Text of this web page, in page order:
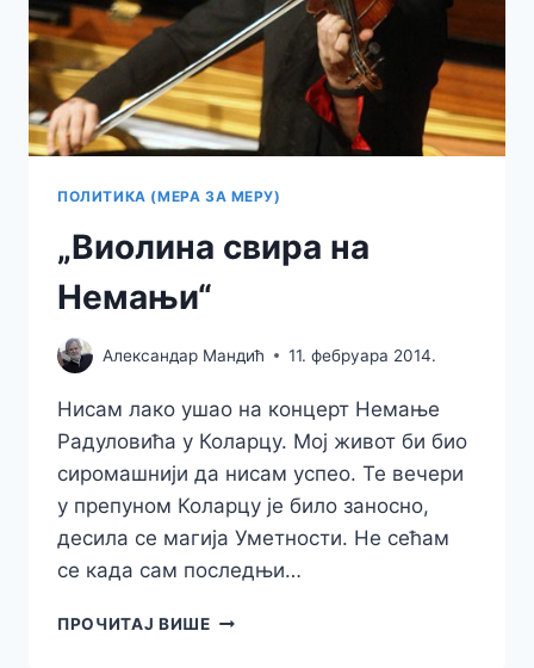
ПОЛИТИКА (МЕРА ЗА МЕРУ)
„Виолина свира на
Немањи“
Александар Мандић 11. фебруара 2014.
Нисам лако ушао на концерт Немање
Радуловића у Коларцу. Мој живот би био
сиромашнији да нисам успео. Те вечери
у препуном Коларцу је било заносно,
десила се магија Уметности. Не сећам
се када сам последњи…
ПРОЧИТАЈ ВИШЕ„ВИОЛИНА